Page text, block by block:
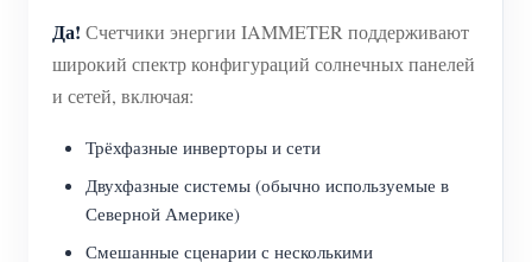
Да! Счетчики энергии IAMMETER поддерживают
широкий спектр конфигураций солнечных панелей
и сетей, включая:
Трёхфазные инверторы и сети
Двухфазные системы (обычно используемые в
Северной Америке)
Смешанные сценарии с несколькими